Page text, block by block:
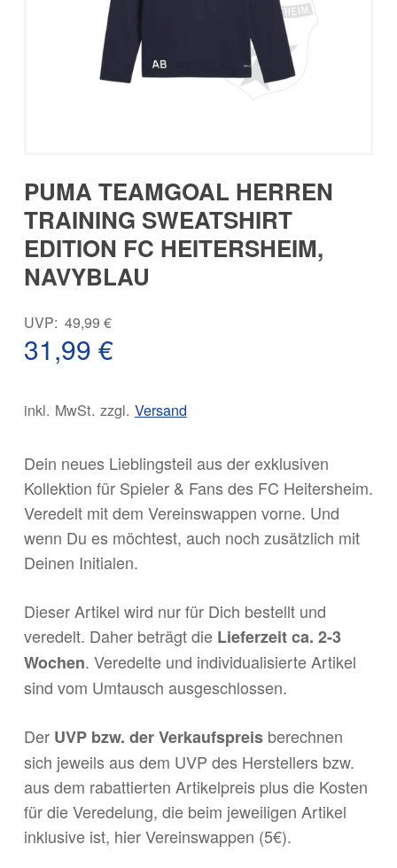
PUMA TEAMGOAL HERREN
TRAINING SWEATSHIRT
EDITION FC HEITERSHEIM,
NAVYBLAU
UVP: 49,99 €Ursprünglicher
Preis
war:
49,99 €
31,99 €
Aktueller
Preis
ist:
31,99 €.
inkl. MwSt. zzgl. Versand
Dein neues Lieblingsteil aus der exklusiven
Kollektion für Spieler & Fans des FC Heitersheim.
Veredelt mit dem Vereinswappen vorne. Und
wenn Du es möchtest, auch noch zusätzlich mit
Deinen Initialen.
Dieser Artikel wird nur für Dich bestellt und
veredelt. Daher beträgt die Lieferzeit ca. 2-3
Wochen. Veredelte und individualisierte Artikel
sind vom Umtausch ausgeschlossen.
Der UVP bzw. der Verkaufspreisberechnen
sich jeweils aus dem UVP des Herstellers bzw.
aus dem rabattierten Artikelpreis plus die Kosten
für die Veredelung, die beim jeweiligen Artikel
inklusive ist, hier Vereinswappen (5€).